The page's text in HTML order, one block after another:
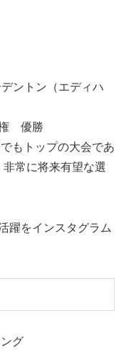
ントン（エディハ
権 優勝
もトップの大会であ
常に将来有望な選
躍をインスタグラム
グ